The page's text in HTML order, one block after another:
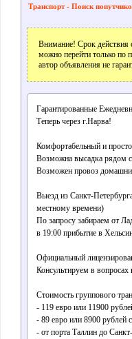
Транспорт - Поиск
Внимание! Срок действия
можно перейти только по
автор объявления не
Гарантированные
Теперь через г.Нарва!
Комфортабельный и
Возможна высадка рядом
Возможен провоз
Выезд из Санкт-
местному времени)
По запросу забираем от
в 19:00 прибытие в
Официальный
Консультируем в
Стоимость группового
- 119 евро или 11900
- 89 евро или 8900 рублей
- от порта Таллин до